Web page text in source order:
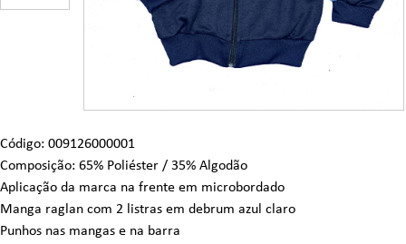
Código: 009126000001
Composição: 65% Poliéster / 35% Algodão
Aplicação da marca na frente em microbordado
Manga raglan com 2 listras em debrum azul claro
Punhos nas mangas e na barra